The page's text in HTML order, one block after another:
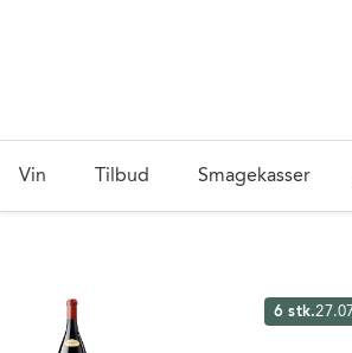
Vin Tilbud Smagekasser
6 stk.